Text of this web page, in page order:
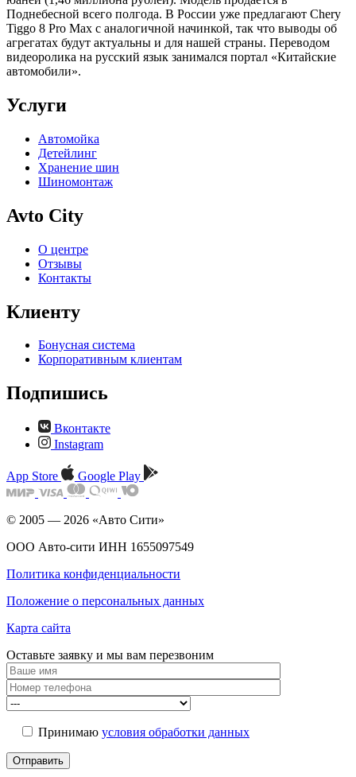
Поднебесной всего полгода. В России уже предлагают Chery
Tiggo 8 Pro Max с аналогичной начинкой, так что выводы об
агрегатах будут актуальны и для нашей страны. Переводом
видеоролика на русский язык занимался портал «Китайские
автомобили».
Услуги
Автомойка
Детейлинг
Хранение шин
Шиномонтаж
Avto City
О центре
Отзывы
Контакты
Клиенту
Бонусная система
Корпоративным клиентам
Подпишись
Вконтакте
Instagram
App Store Google Play
© 2005 — 2026 «Авто Сити»
ООО Авто-сити ИНН 1655097549
Политика конфиденциальности
Положение о персональных данных
Карта сайта
Оставьте заявку и мы вам перезвоним
Принимаю условия обработки данных